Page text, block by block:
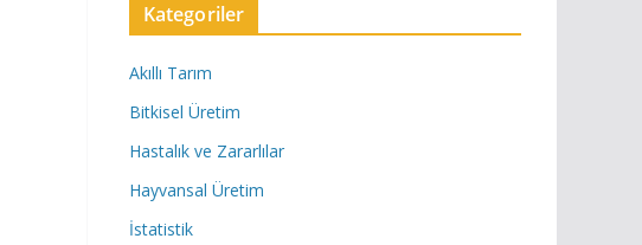
Kategoriler
Akıllı Tarım
Bitkisel Üretim
Hastalık ve Zararlılar
Hayvansal Üretim
İstatistik